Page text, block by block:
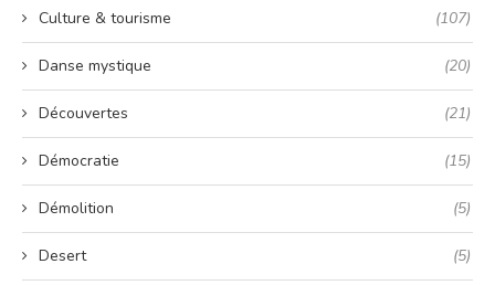
Culture & tourisme (107)
Danse mystique (20)
Découvertes (21)
Démocratie (15)
Démolition (5)
Desert (5)